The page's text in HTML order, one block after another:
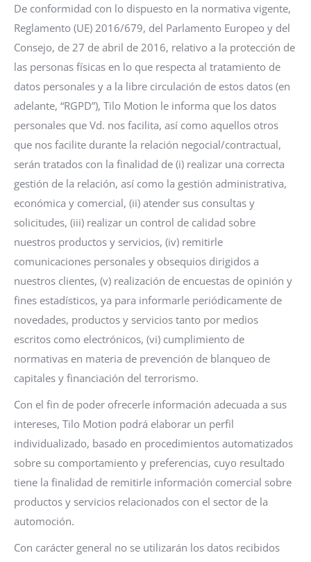
De conformidad con lo dispuesto en la normativa vigente,
Reglamento (UE) 2016/679, del Parlamento Europeo y del
Consejo, de 27 de abril de 2016, relativo a la protección de
las personas físicas en lo que respecta al tratamiento de
datos personales y a la libre circulación de estos datos (en
adelante, “RGPD”), Tilo Motion le informa que los datos
personales que Vd. nos facilita, así como aquellos otros
que nos facilite durante la relación negocial/contractual,
serán tratados con la finalidad de (i) realizar una correcta
gestión de la relación, así como la gestión administrativa,
económica y comercial, (ii) atender sus consultas y
solicitudes, (iii) realizar un control de calidad sobre
nuestros productos y servicios, (iv) remitirle
comunicaciones personales y obsequios dirigidos a
nuestros clientes, (v) realización de encuestas de opinión y
fines estadísticos, ya para informarle periódicamente de
novedades, productos y servicios tanto por medios
escritos como electrónicos, (vi) cumplimiento de
normativas en materia de prevención de blanqueo de
capitales y financiación del terrorismo.
Con el fin de poder ofrecerle información adecuada a sus
intereses, Tilo Motion podrá elaborar un perfil
individualizado, basado en procedimientos automatizados
sobre su comportamiento y preferencias, cuyo resultado
tiene la finalidad de remitirle información comercial sobre
productos y servicios relacionados con el sector de la
automoción.
Con carácter general no se utilizarán los datos recibidos